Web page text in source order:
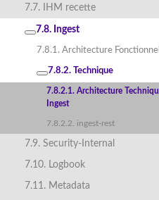
7.7. IHM recette
7.8. Ingest
7.8.1. Architecture
7.8.2. Technique
7.8.2.1. Architecture
Ingest
7.8.2.2. ingest-rest
7.9. Security-Internal
7.10. Logbook
7.11. Metadata